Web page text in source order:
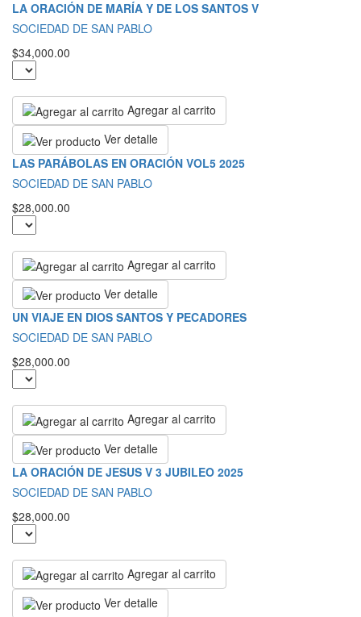
LA ORACIÓN DE MARÍA Y DE LOS SANTOS V
SOCIEDAD DE SAN PABLO
$34,000.00
Agregar al carrito
Ver detalle
LAS PARÁBOLAS EN ORACIÓN VOL5 2025
SOCIEDAD DE SAN PABLO
$28,000.00
Agregar al carrito
Ver detalle
UN VIAJE EN DIOS SANTOS Y PECADORES
SOCIEDAD DE SAN PABLO
$28,000.00
Agregar al carrito
Ver detalle
LA ORACIÓN DE JESUS V 3 JUBILEO 2025
SOCIEDAD DE SAN PABLO
$28,000.00
Agregar al carrito
Ver detalle